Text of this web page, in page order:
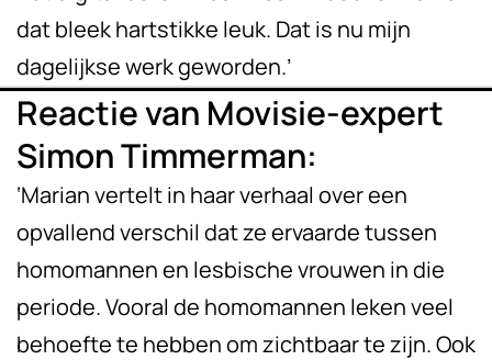
dat bleek hartstikke leuk. Dat is nu mijn
dagelijkse werk geworden.’
Reactie van Movisie-expert
Simon Timmerman:
‘Marian vertelt in haar verhaal over een
opvallend verschil dat ze ervaarde tussen
homomannen en lesbische vrouwen in die
periode. Vooral de homomannen leken veel
behoefte te hebben om zichtbaar te zijn. Ook